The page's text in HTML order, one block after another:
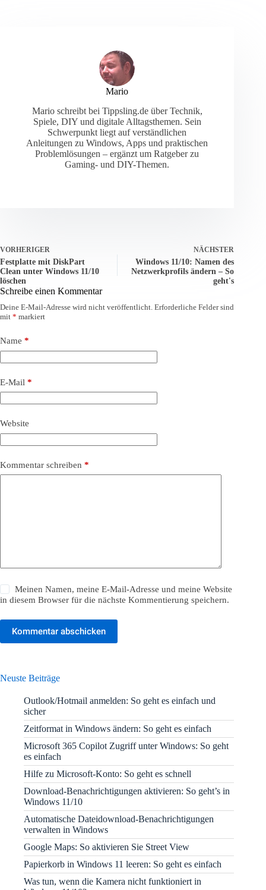
Mario
Mario schreibt bei Tippsling.de über Technik,
Spiele, DIY und digitale Alltagsthemen. Sein
Schwerpunkt liegt auf verständlichen
Anleitungen zu Windows, Apps und praktischen
Problemlösungen – ergänzt um Ratgeber zu
Gaming- und DIY-Themen.
VORHERIGER
Festplatte mit DiskPart
Clean unter Windows 11/10
löschen
NÄCHSTER
Windows 11/10: Namen des
Netzwerkprofils ändern – So
geht's
Schreibe einen Kommentar
Deine E-Mail-Adresse wird nicht veröffentlicht. Erforderliche Felder sind
mit * markiert
Name *
E-Mail *
Website
Kommentar schreiben *
Meinen Namen, meine E-Mail-Adresse und meine Website
in diesem Browser für die nächste Kommentierung speichern.
Kommentar abschicken
Neuste Beiträge
Outlook/Hotmail anmelden: So geht es einfach und
sicher
Zeitformat in Windows ändern: So geht es einfach
Microsoft 365 Copilot Zugriff unter Windows: So geht
es einfach
Hilfe zu Microsoft-Konto: So geht es schnell
Download-Benachrichtigungen aktivieren: So geht’s in
Windows 11/10
Automatische Dateidownload-Benachrichtigungen
verwalten in Windows
Google Maps: So aktivieren Sie Street View
Papierkorb in Windows 11 leeren: So geht es einfach
Was tun, wenn die Kamera nicht funktioniert in